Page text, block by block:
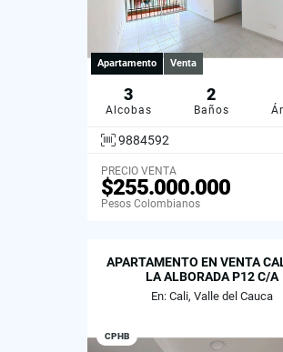
Apartamento Venta
3
Alcobas
2
Baños
9884592
PRECIO VENTA
$255.000.000
Pesos Colombianos
APARTAMENTO EN VENTA
LA ALBORADA P12 C/A
En: Cali, Valle del Cauca
CPHB